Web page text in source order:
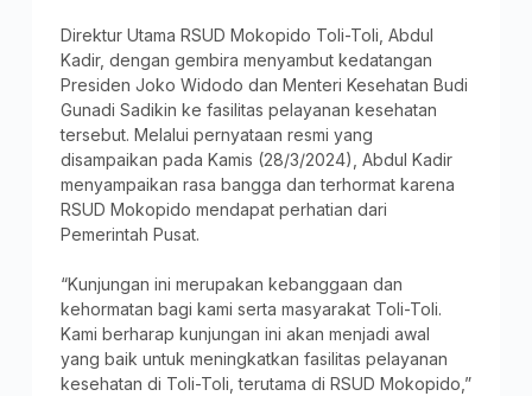
Direktur Utama RSUD Mokopido Toli-Toli, Abdul
Kadir, dengan gembira menyambut kedatangan
Presiden Joko Widodo dan Menteri Kesehatan Budi
Gunadi Sadikin ke fasilitas pelayanan kesehatan
tersebut. Melalui pernyataan resmi yang
disampaikan pada Kamis (28/3/2024), Abdul Kadir
menyampaikan rasa bangga dan terhormat karena
RSUD Mokopido mendapat perhatian dari
Pemerintah Pusat.
“Kunjungan ini merupakan kebanggaan dan
kehormatan bagi kami serta masyarakat Toli-Toli.
Kami berharap kunjungan ini akan menjadi awal
yang baik untuk meningkatkan fasilitas pelayanan
kesehatan di Toli-Toli, terutama di RSUD Mokopido,”